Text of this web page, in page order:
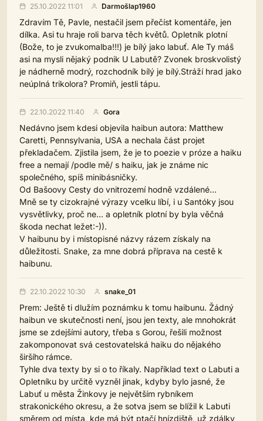
25.10.2022 11:01 Darmošlap1960
Zdravím Tě, Pavle, nestačil jsem přečíst komentáře, jen
dílka. Asi tu hraje roli barva těch květů. Opletník plotní
(Bože, to je zvukomalba!!!) je bílý jako labuť. Ale Ty máš
asi na mysli nějaký podnik U Labutě? Zvonek broskvolistý
je nádherně modrý, rozchodník bílý je bílý.Stráží hrad jako
neúplná trikolora? Promiň, jestli tápu.
22.10.2022 11:40 Gora
Nedávno jsem kdesi objevila haibun autora: Matthew
Caretti, Pennsylvania, USA a nechala část projet
překladačem. Zjistila jsem, že je to poezie v próze a haiku
free a nemají /podle mě/ s haiku, jak je známe nic
společného, spíš minibásničky.
Od Bašoovy Cesty do vnitrozemí hodně vzdálené...
Mně se ty cizokrajné výrazy vcelku líbí, i u Santóky jsou
vysvětlivky, proč ne... a opletník plotní by byla věčná
škoda nechat ležet:-)).
V haibunu by i místopisné názvy rázem získaly na
důležitosti. Snake, za mne dobrá příprava na cestě k
haibunu.
22.10.2022 10:30 snake_01
Prem: Ještě ti dlužím poznámku k tomu haibunu. Žádný
haibun ve skutečnosti není, jsou jen texty, ale mnohokrát
jsme se zdejšími autory, třeba s Gorou, řešili možnost
zakomponovat svá cestovatelská haiku do nějakého
širšího rámce.
Tyhle dva texty by si o to říkaly. Například text o Labuti a
Opletníku by určitě vyzněl jinak, kdyby bylo jasné, že
Labuť u města Žinkovy je největším rybníkem
strakonického okresu, a že sotva jsem se blížil k Labuti
směrem od místa, kde má být ptačí hnízdiště, už zdálky